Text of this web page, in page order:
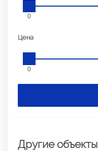
0
Цена
0
Другие объекты